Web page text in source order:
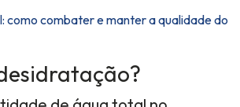
como combater e manter a qualidade do